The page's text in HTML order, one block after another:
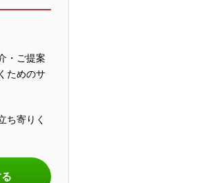
・ご提案
ためのサ
ち寄りく